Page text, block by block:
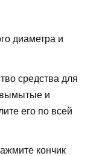
диаметра и
средства для
вымытые и
его по всей
кончик